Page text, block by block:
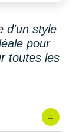
d'un style
pour
toutes les